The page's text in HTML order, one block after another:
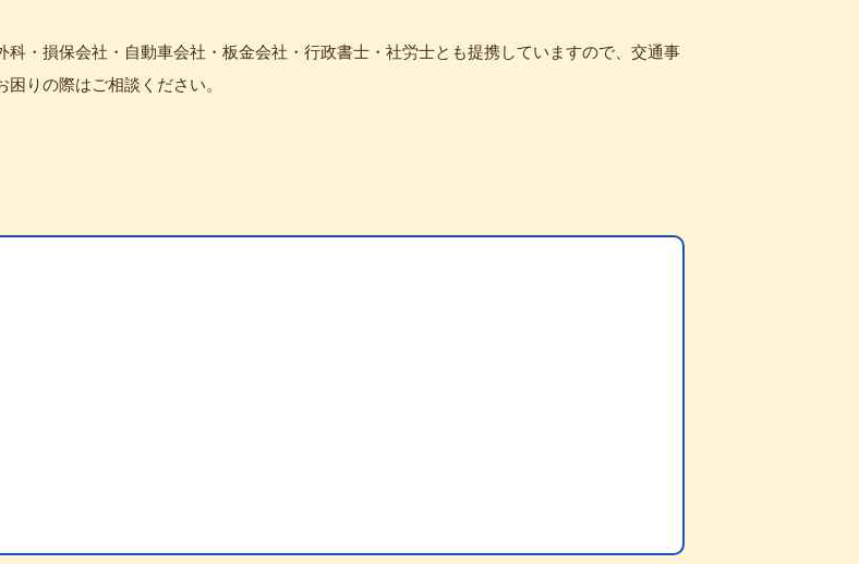
・損保会社・自動車会社・板金会社・行政書士・社労士とも提携していますので、交通事
りの際はご相談ください。